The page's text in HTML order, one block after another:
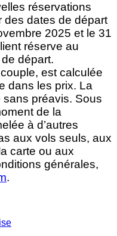
réservations
des dates de départ
2025 et le 31
réserve au
départ.
est calculée
dans les prix. La
sans préavis. Sous
de la
à d’autres
aux vols seuls, aux
carte ou aux
générales,
.